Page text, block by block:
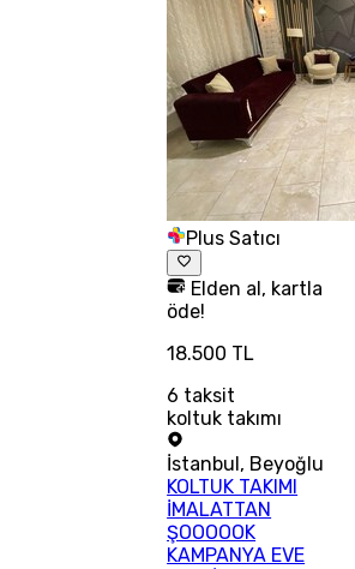
Plus Satıcı
Elden al, kartla
öde!
18.500 TL
6 taksit
koltuk takımı
İstanbul, Beyoğlu
KOLTUK TAKIMI
İMALATTAN
ŞOOOOOK
KAMPANYA EVE